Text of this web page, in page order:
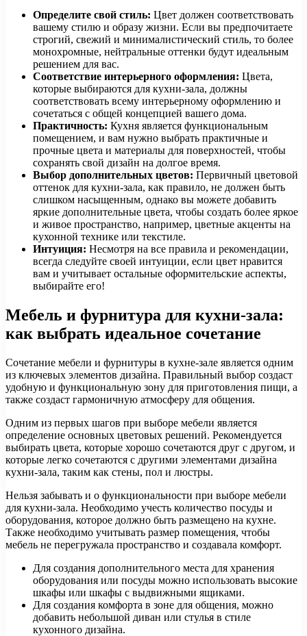
Определите свой стиль: Цвет должен соответствовать
вашему стилю и образу жизни. Если вы предпочитаете
строгий, свежий и минималистический стиль, то более
монохромные, нейтральные оттенки будут идеальным
решением для вас.
Соответствие интерьерного оформления: Цвета,
которые выбираются для кухни-зала, должны
соответствовать всему интерьерному оформлению и
сочетаться с общей концепцией вашего дома.
Практичность: Кухня является функциональным
помещением, и вам нужно выбрать практичные и
прочные цвета и материалы для поверхностей, чтобы
сохранять свой дизайн на долгое время.
Выбор дополнительных цветов: Первичный цветовой
оттенок для кухни-зала, как правило, не должен быть
слишком насыщенным, однако вы можете добавить
яркие дополнительные цвета, чтобы создать более яркое
и живое пространство, например, цветные акценты на
кухонной технике или текстиле.
Интуиция: Несмотря на все правила и рекомендации,
всегда следуйте своей интуиции, если цвет нравится
вам и учитывает остальные оформительские аспекты,
выбирайте его!
Мебель и фурнитура для кухни-зала:
как выбрать идеальное сочетание
Сочетание мебели и фурнитуры в кухне-зале является одним
из ключевых элементов дизайна. Правильный выбор создаст
удобную и функциональную зону для приготовления пищи, а
также создаст гармоничную атмосферу для общения.
Одним из первых шагов при выборе мебели является
определение основных цветовых решений. Рекомендуется
выбирать цвета, которые хорошо сочетаются друг с другом, и
которые легко сочетаются с другими элементами дизайна
кухни-зала, таким как стены, пол и люстры.
Нельзя забывать и о функциональности при выборе мебели
для кухни-зала. Необходимо учесть количество посуды и
оборудования, которое должно быть размещено на кухне.
Также необходимо учитывать размер помещения, чтобы
мебель не перегружала пространство и создавала комфорт.
Для создания дополнительного места для хранения
оборудования или посуды можно использовать высокие
шкафы или шкафы с выдвижными ящиками.
Для создания комфорта в зоне для общения, можно
добавить небольшой диван или стулья в стиле
кухонного дизайна.